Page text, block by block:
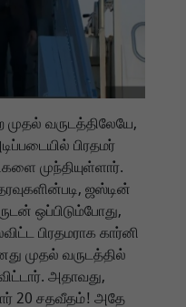
முதல் வருடத்திலேயே,
பிரதமர்
முந்தியுள்ளார்.
ஜஸ்டின்
ஒப்பிடும்போது,
பிரதமராக கார்னி
முதல் வருடத்தில்
அதாவது,
20 சதவீதம்! அதே